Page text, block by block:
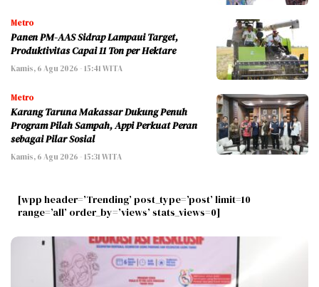
Metro
Panen PM-AAS Sidrap Lampaui Target,
Produktivitas Capai 11 Ton per Hektare
Kamis, 6 Agu 2026 - 15:41 WITA
Metro
Karang Taruna Makassar Dukung Penuh
Program Pilah Sampah, Appi Perkuat Peran
sebagai Pilar Sosial
Kamis, 6 Agu 2026 - 15:31 WITA
[wpp header=’Trending’ post_type=’post’ limit=10
range=’all’ order_by=’views’ stats_views=0]